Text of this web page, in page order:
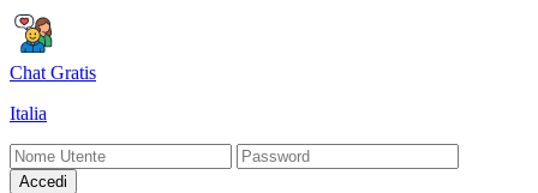
Chat Gratis
Italia
Accedi